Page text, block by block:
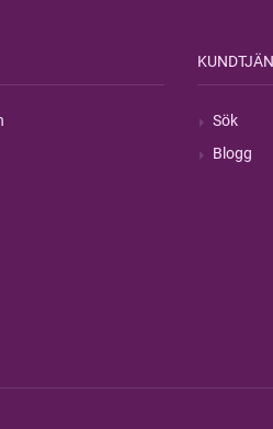
Sök
Blogg